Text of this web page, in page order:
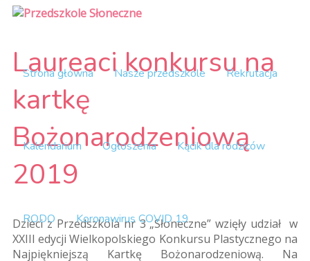
Strona główna Nasze przedszkole Rekrutacja
Kalendarium Ogłoszenia Kącik dla rodziców
RODO Koronawirus COVID 19
Laureaci konkursu na
kartkę
Bożonarodzeniową
2019
Dzieci z Przedszkola nr 3 „Słoneczne” wzięły udział w
XXIII edycji Wielkopolskiego Konkursu Plastycznego na
Najpiękniejszą Kartkę Bożonarodzeniową. Na